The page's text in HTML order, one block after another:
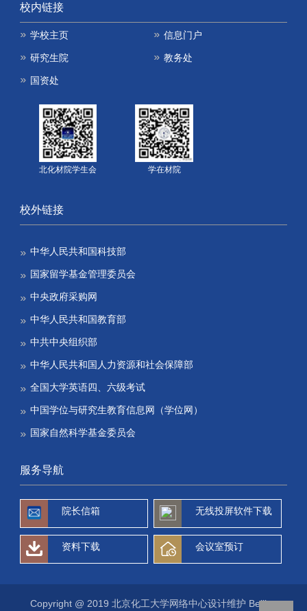
校内链接
学校主页 信息门户
研究生院 教务处
国资处
北化材院学生会 学在材院
校外链接
中华人民共和国科技部
国家留学基金管理委员会
中央政府采购网
中华人民共和国教育部
中共中央组织部
中华人民共和国人力资源和社会保障部
全国大学英语四、六级考试
中国学位与研究生教育信息网（学位网）
国家自然科学基金委员会
服务导航
院长信箱 无线投屏软件下载
资料下载 会议室预订
Copyright @ 2019 北京化工大学网络中心设计维护 Beijing